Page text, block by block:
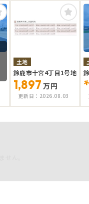
土地
鈴鹿市十宮4丁目1号地
1,897 万円
更新日： 2026.08.03